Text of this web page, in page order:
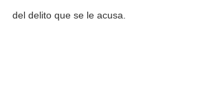
del delito que se le acusa.